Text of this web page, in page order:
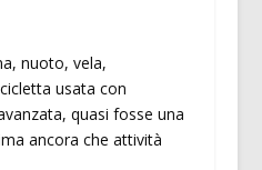
nuoto, vela,
usata con
quasi fosse una
ancora che attività